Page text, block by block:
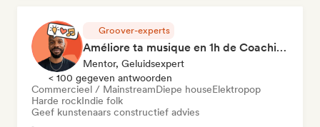
Groover-experts
Améliore ta musique en 1h de Coaching
Mentor, Geluidsexpert
< 100 gegeven antwoorden
Commercieel / MainstreamDiepe houseElektropop
Harde rockIndie folk
Geef kunstenaars constructief advies